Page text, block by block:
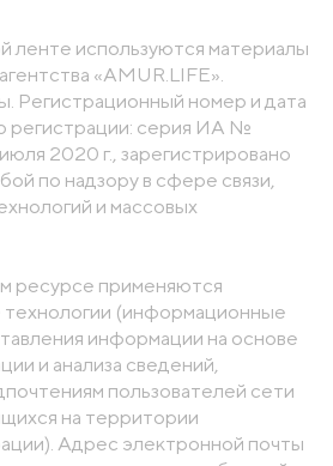
ленте используются материалы
«AMUR.LIFE».
Регистрационный номер и дата
регистрации: серия ИА №
2020 г., зарегистрировано
по надзору в сфере связи,
и массовых
ресурсе применяются
(информационные
информации на основе
и анализа сведений,
пользователей сети
на территории
Адрес электронной почты